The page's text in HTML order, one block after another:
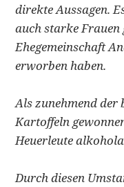
direkte Aussagen.
auch starke Frauen
Ehegemeinschaft
erworben haben.
Als zunehmend der
Kartoffeln
Heuerleute
Durch diesen